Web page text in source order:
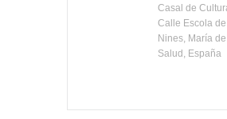
Casal de
Calle Escola de
Nines, María
Salud, España